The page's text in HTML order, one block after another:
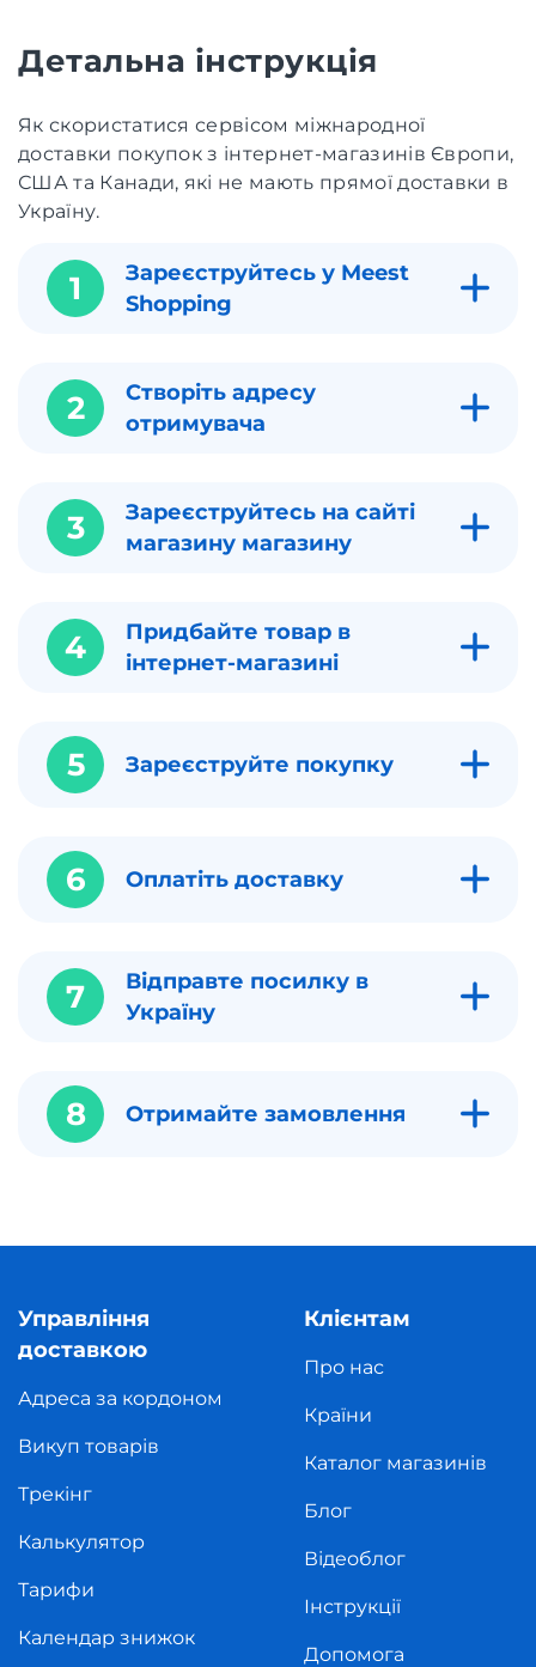
Детальна інструкція
Як скористатися сервісом міжнародної
доставки покупок з інтернет-магазинів Європи,
США та Канади, які не мають прямої доставки в
Україну.
1
Зареєструйтесь у Meest
Shopping
2
Створіть адресу
отримувача
3
Зареєструйтесь на сайті
магазину магазину
4
Придбайте товар в
інтернет-магазині
5 Зареєструйте покупку
6 Оплатіть доставку
7
Відправте посилку в
Україну
8 Отримайте замовлення
Управління
доставкою
Адреса за кордоном
Викуп товарів
Трекінг
Калькулятор
Тарифи
Календар знижок
Клієнтам
Про нас
Країни
Каталог магазинів
Блог
Відеоблог
Інструкції
Допомога